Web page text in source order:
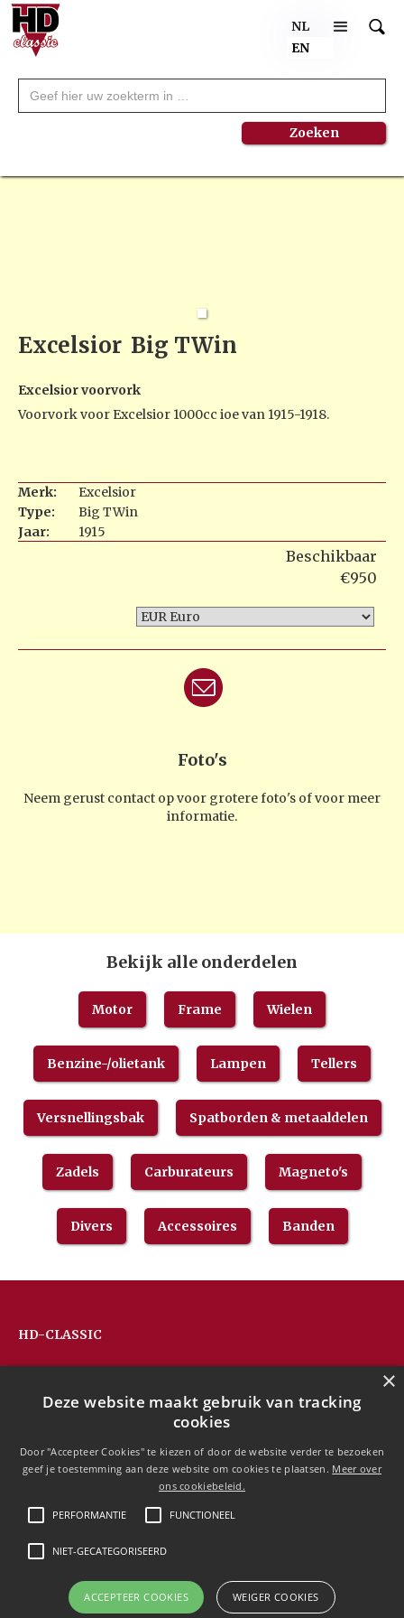
NL
EN
Excelsior Big TWin
Excelsior voorvork
Voorvork voor Excelsior 1000cc ioe van 1915-1918.
Merk:
Excelsior
Type:
Big TWin
Jaar:
1915
Beschikbaar
€950
Foto's
Neem gerust contact op voor grotere foto's of voor meer
informatie.
Bekijk alle onderdelen
Motor Frame Wielen
Benzine-/olietank Lampen Tellers
Versnellingsbak Spatborden & metaaldelen
Zadels Carburateurs Magneto's
Divers Accessoires Banden
HD-CLASSIC
Hans Devos
3128 Baal
+32(0)477 88 81 84
info@hd-classic.be
Copyright © 2020 HD-Classic
Free currency conversion
×
Deze website maakt gebruik van tracking
cookies
Door "Accepteer Cookies" te kiezen of door de website verder te bezoeken
geef je toestemming aan deze website om cookies te plaatsen. Meer over
ons cookiebeleid.
PERFORMANTIE FUNCTIONEEL
NIET-GECATEGORISEERD
ACCEPTEER COOKIES WEIGER COOKIES